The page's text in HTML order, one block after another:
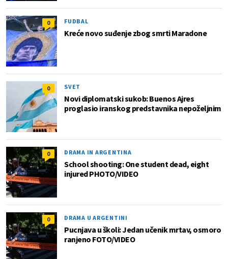
0 FUDBAL
Kreće novo suđenje zbog smrti Maradone
0 SVET
Novi diplomatski sukob: Buenos Ajres
proglasio iranskog predstavnika nepoželjnim
0 DRAMA IN ARGENTINA
School shooting: One student dead, eight
injured PHOTO/VIDEO
0 DRAMA U ARGENTINI
Pucnjava u školi: Jedan učenik mrtav, osmoro
ranjeno FOTO/VIDEO